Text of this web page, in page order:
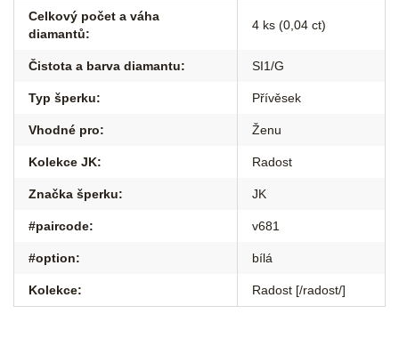
Celkový počet a váha
diamantů:
4 ks (0,04 ct)
Čistota a barva diamantu: SI1/G
Typ šperku: Přívěsek
Vhodné pro: Ženu
Kolekce JK: Radost
Značka šperku: JK
#paircode: v681
#option: bílá
Kolekce: Radost [/radost/]